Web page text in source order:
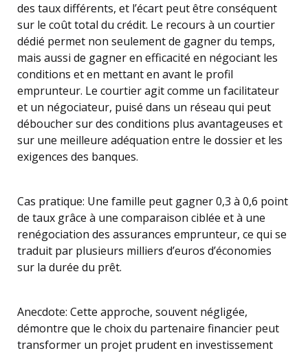
des taux différents, et l’écart peut être conséquent
sur le coût total du crédit. Le recours à un courtier
dédié permet non seulement de gagner du temps,
mais aussi de gagner en efficacité en négociant les
conditions et en mettant en avant le profil
emprunteur. Le courtier agit comme un facilitateur
et un négociateur, puisé dans un réseau qui peut
déboucher sur des conditions plus avantageuses et
sur une meilleure adéquation entre le dossier et les
exigences des banques.
Cas pratique: Une famille peut gagner 0,3 à 0,6 point
de taux grâce à une comparaison ciblée et à une
renégociation des assurances emprunteur, ce qui se
traduit par plusieurs milliers d’euros d’économies
sur la durée du prêt.
Anecdote: Cette approche, souvent négligée,
démontre que le choix du partenaire financier peut
transformer un projet prudent en investissement